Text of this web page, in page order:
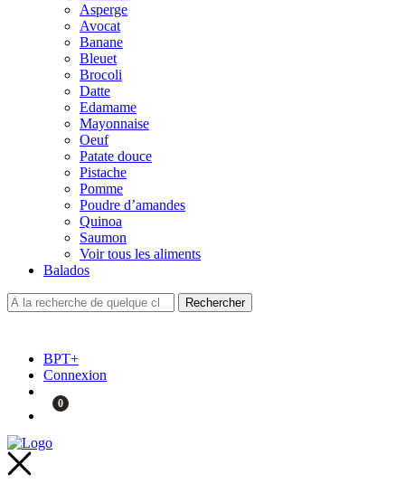
Asperge
Avocat
Banane
Bleuet
Brocoli
Datte
Edamame
Mayonnaise
Oeuf
Patate douce
Pistache
Pomme
Poudre d’amandes
Quinoa
Saumon
Voir tous les aliments
Balados
BPT+
Connexion
0